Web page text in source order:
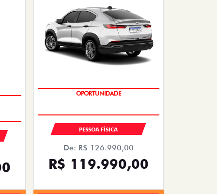
FASTBACK
FASTBACK TURBO 200 FLEX AT 2026
EMPLACAMENTO GRÁTIS